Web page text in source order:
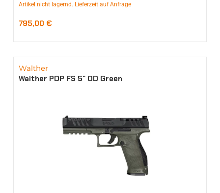
Artikel nicht lagernd. Lieferzeit auf Anfrage
795,00 €
Walther
Walther PDP FS 5″ OD Green